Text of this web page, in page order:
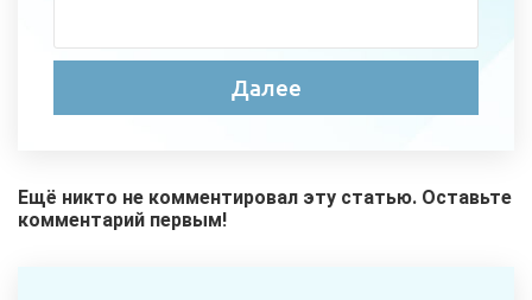
Ещё никто не комментировал эту статью. Оставьте
комментарий первым!